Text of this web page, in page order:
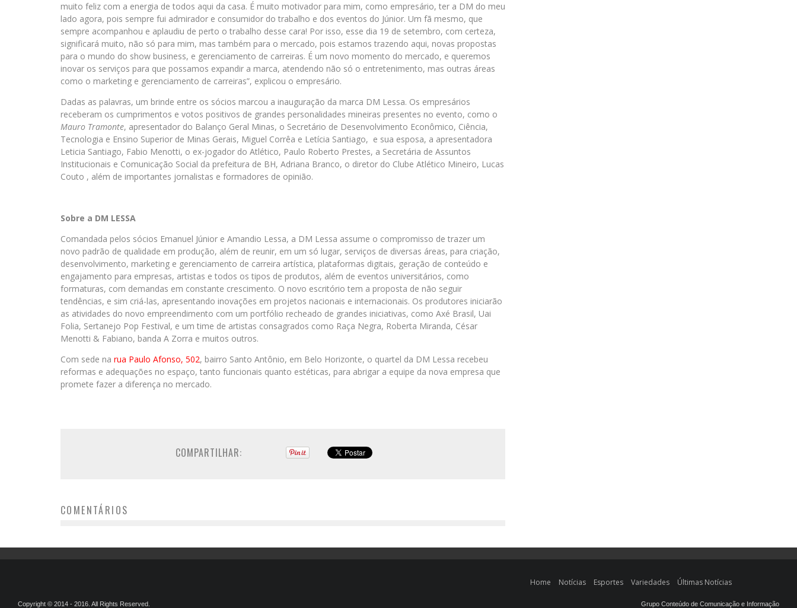
muito feliz com a energia de todos aqui da casa. É muito motivador para mim, como empresário, ter a DM do meu
lado agora, pois sempre fui admirador e consumidor do trabalho e dos eventos do Júnior. Um fã mesmo, que
sempre acompanhou e aplaudiu de perto o trabalho desse cara! Por isso, esse dia 19 de setembro, com certeza,
significará muito, não só para mim, mas também para o mercado, pois estamos trazendo aqui, novas propostas
para o mundo do show business, e gerenciamento de carreiras. É um novo momento do mercado, e queremos
inovar os serviços para que possamos expandir a marca, atendendo não só o entretenimento, mas outras áreas
como o marketing e gerenciamento de carreiras”, explicou o empresário.
Dadas as palavras, um brinde entre os sócios marcou a inauguração da marca DM Lessa. Os empresários
receberam os cumprimentos e votos positivos de grandes personalidades mineiras presentes no evento, como o
Mauro Tramonte, apresentador do Balanço Geral Minas, o Secretário de Desenvolvimento Econômico, Ciência,
Tecnologia e Ensino Superior de Minas Gerais, Miguel Corrêa e Letícia Santiago, e sua esposa, a apresentadora
Leticia Santiago, Fabio Menotti, o ex-jogador do Atlético, Paulo Roberto Prestes, a Secretária de Assuntos
Institucionais e Comunicação Social da prefeitura de BH, Adriana Branco, o diretor do Clube Atlético Mineiro, Lucas
Couto , além de importantes jornalistas e formadores de opinião.
Sobre a DM LESSA
Comandada pelos sócios Emanuel Júnior e Amandio Lessa, a DM Lessa assume o compromisso de trazer um
novo padrão de qualidade em produção, além de reunir, em um só lugar, serviços de diversas áreas, para criação,
desenvolvimento, marketing e gerenciamento de carreira artística, plataformas digitais, geração de conteúdo e
engajamento para empresas, artistas e todos os tipos de produtos, além de eventos universitários, como
formaturas, com demandas em constante crescimento. O novo escritório tem a proposta de não seguir
tendências, e sim criá-las, apresentando inovações em projetos nacionais e internacionais. Os produtores iniciarão
as atividades do novo empreendimento com um portfólio recheado de grandes iniciativas, como Axé Brasil, Uai
Folia, Sertanejo Pop Festival, e um time de artistas consagrados como Raça Negra, Roberta Miranda, César
Menotti & Fabiano, banda A Zorra e muitos outros.
Com sede na rua Paulo Afonso, 502, bairro Santo Antônio, em Belo Horizonte, o quartel da DM Lessa recebeu
reformas e adequações no espaço, tanto funcionais quanto estéticas, para abrigar a equipe da nova empresa que
promete fazer a diferença no mercado.
COMPARTILHAR:
COMENTÁRIOS
Home Notícias Esportes Variedades Últimas Notícias
Copyright © 2014 - 2016. All Rights Reserved. Grupo Conteúdo de Comunicação e Informação